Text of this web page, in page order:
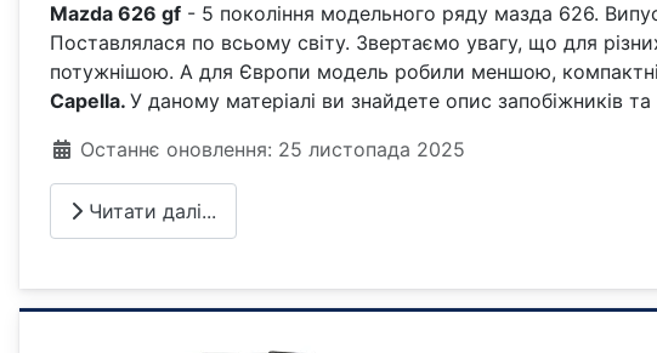
Mazda 626 gf - 5 покоління модельного ряду мазда 626.
Поставлялася по всьому світу. Звертаємо увагу, що для
потужнішою. А для Європи модель робили меншою,
Capella. У даному матеріалі ви знайдете опис запобіжників
Деталі
Останнє оновлення: 25 листопада 2025
Читати далі...